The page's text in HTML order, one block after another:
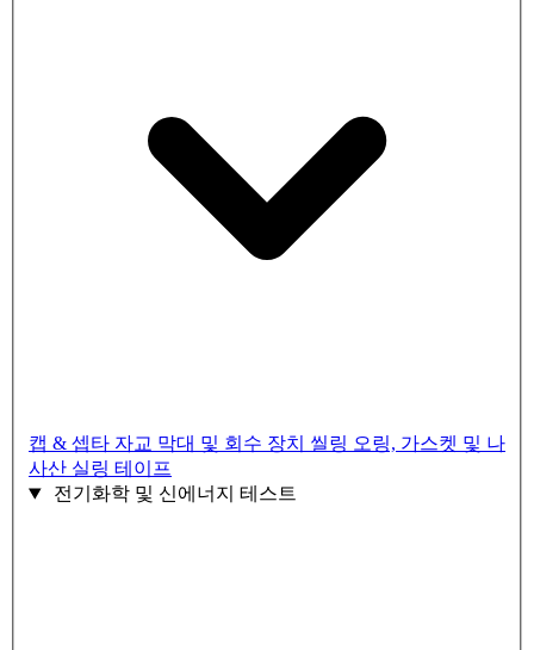
캡 & 셉타 자교 막대 및 회수 장치 씰링 오링, 가스켓 및 나
사산 실링 테이프
전기화학 및 신에너지 테스트